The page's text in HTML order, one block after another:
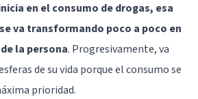
en el consumo de drogas, esa
va transformando poco a poco en
la persona. Progresivamente, va
de su vida porque el consumo se
prioridad.